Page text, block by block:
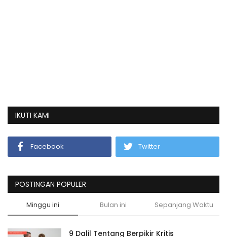
IKUTI KAMI
Facebook Twitter
POSTINGAN POPULER
Minggu ini Bulan ini Sepanjang Waktu
9 Dalil Tentang Berpikir Kritis